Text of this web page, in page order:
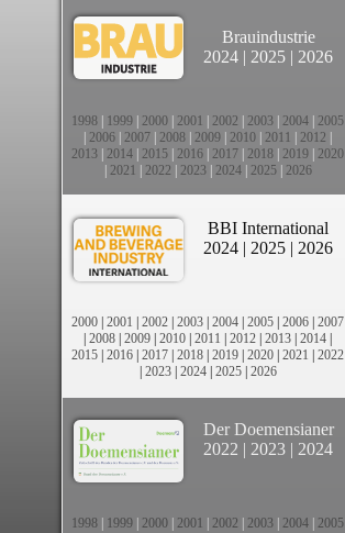
Brauindustrie
2024 | 2025 | 2026
1998 1999 2000 2001 2002 2003 2004 2005
2006 2007 2008 2009 2010 2011 2012
2013 2014 2015 2016 2017 2018 2019 2020
2021 2022 2023| 2024| 2025| 2026
BBI International
2024 | 2025 | 2026
2000 | 2001 | 2002 | 2003 | 2004 | 2005 | 2006 | 2007
| 2008 | 2009 | 2010 | 2011 | 2012 | 2013 | 2014 |
2015 | 2016 | 2017 | 2018 | 2019 | 2020 | 2021 | 2022
| 2023| 2024| 2025| 2026
Der Doemensianer
2022 | 2023 | 2024
1998 1999 2000 2001 2002 2003 2004 2005